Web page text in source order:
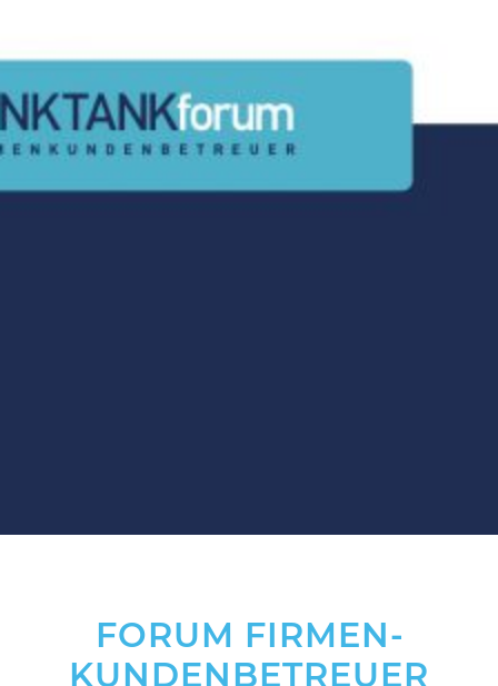
FORUM FIRMEN­
KUNDEN­BETREUER